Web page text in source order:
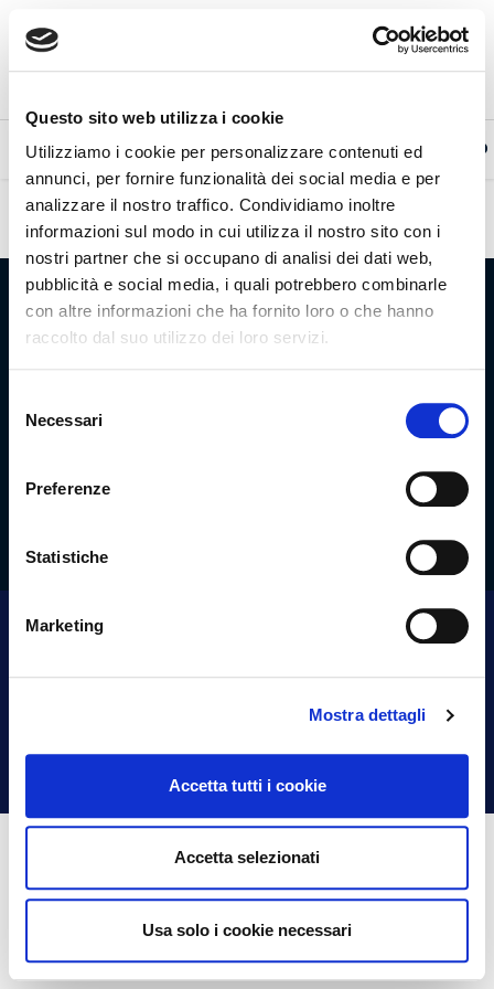
Questo sito web utilizza i cookie
Utilizziamo i cookie per personalizzare contenuti ed
annunci, per fornire funzionalità dei social media e per
analizzare il nostro traffico. Condividiamo inoltre
informazioni sul modo in cui utilizza il nostro sito con i
nostri partner che si occupano di analisi dei dati web,
pubblicità e social media, i quali potrebbero combinarle
con altre informazioni che ha fornito loro o che hanno
raccolto dal suo utilizzo dei loro servizi.
delNecessari
Preferenze
Statistiche
Marketing
Mostra dettagli
Accetta tutti i cookie
Accetta selezionati
Usa solo i cookie necessari
content
PROMO NEWS WHATSAPP TESSERAMENTO
Contatti
Area riservata
03214890927 – EMAIL PEC info@centrocash.com